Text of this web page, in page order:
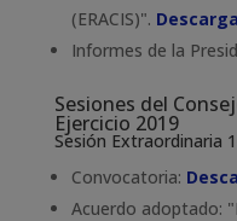
(ERACIS)".
Informes de la
Sesiones del
Ejercicio 2019
Sesión Extraordinaria
Convocatoria:
Acuerdo adoptado: